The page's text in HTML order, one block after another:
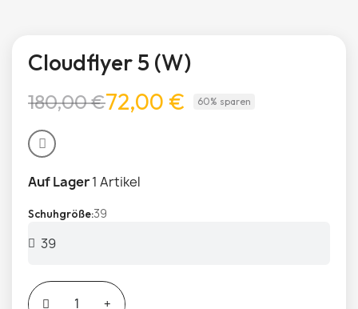
Cloudflyer 5 (W)
180,00 €72,00 € 60% sparen
Auf Lager1 Artikel
Schuhgröße 39